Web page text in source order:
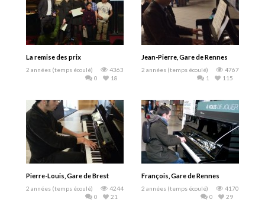
La remise des prix
2 années (temps écoulé)
4363
18
0
Jean-Pierre, Gare de Rennes
2 années (temps écoulé)
4767
115
1
Pierre-Louis, Gare de Brest
2 années (temps écoulé)
4244
21
0
François, Gare de Rennes
2 années (temps écoulé)
4170
29
0